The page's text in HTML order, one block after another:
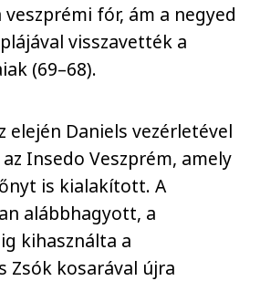
fór, ám a negyed
visszavették a
(69–68).
elején Daniels vezérletével
Insedo Veszprém, amely
is kialakított. A
alábbhagyott, a
kihasználta a
Zsók kosarával újra